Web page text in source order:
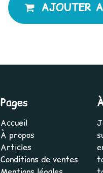
AJOUTER
Pages
Accueil
À propos
Articles
Conditions de ventes